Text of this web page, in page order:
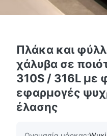
Πλάκα και
χάλυβα σε
310S / 316L με
εφαρμογές
έλασης